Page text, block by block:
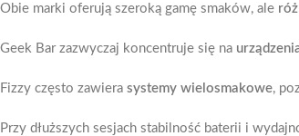
Obie marki oferują szeroką gamę smaków, ale
Geek Bar zazwyczaj koncentruje się na
Fizzy często zawiera systemy wielosmakowe,
Przy dłuższych sesjach stabilność baterii i